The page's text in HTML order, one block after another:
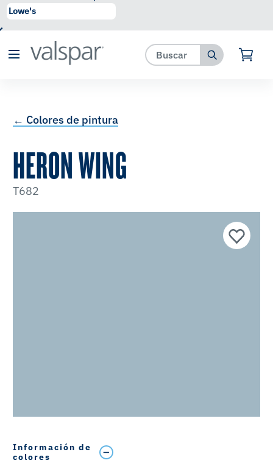
se ha agregado a favoritos.
← Colores de pintura
HERON WING
T682
Información de
colores